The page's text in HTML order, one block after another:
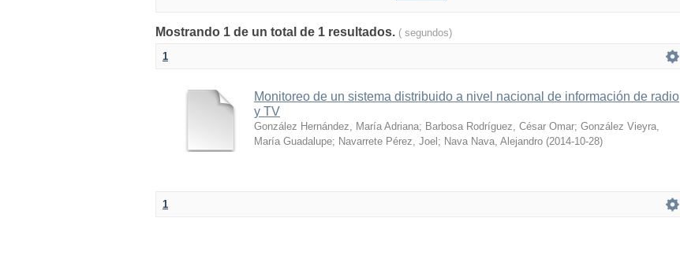
Mostrando 1 de un total de 1 resultados. ( segundos)
1
Monitoreo de un sistema distribuido a nivel nacional de información de radio
y TV
González Hernández, María Adriana; Barbosa Rodríguez, César Omar; González Vieyra,
María Guadalupe; Navarrete Pérez, Joel ; Nava Nava, Alejandro (2014-10-28)
1